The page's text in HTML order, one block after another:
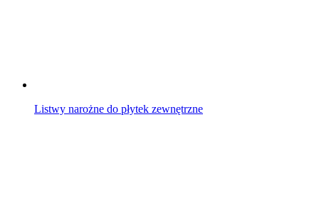
Listwy narożne do płytek zewnętrzne